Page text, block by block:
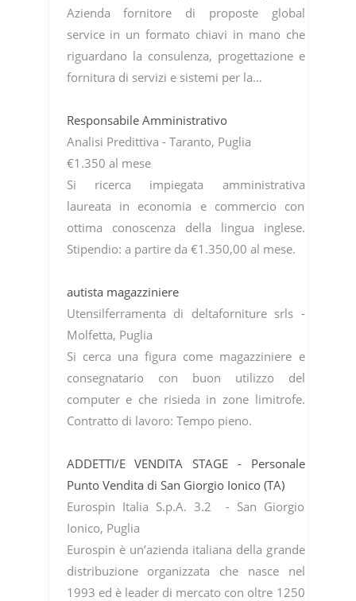
Azienda fornitore di proposte global
service in un formato chiavi in mano che
riguardano la consulenza, progettazione e
fornitura di servizi e sistemi per la…
Responsabile Amministrativo
Analisi Predittiva - Taranto, Puglia
€1.350 al mese
Si ricerca impiegata amministrativa
laureata in economia e commercio con
ottima conoscenza della lingua inglese.
Stipendio: a partire da €1.350,00 al mese.
autista magazziniere
Utensilferramenta di deltaforniture srls -
Molfetta, Puglia
Si cerca una figura come magazziniere e
consegnatario con buon utilizzo del
computer e che risieda in zone limitrofe.
Contratto di lavoro: Tempo pieno.
ADDETTI/E VENDITA STAGE - Personale
Punto Vendita di San Giorgio Ionico (TA)
Eurospin Italia S.p.A. 3.2 - San Giorgio
Ionico, Puglia
Eurospin è un’azienda italiana della grande
distribuzione organizzata che nasce nel
1993 ed è leader di mercato con oltre 1250